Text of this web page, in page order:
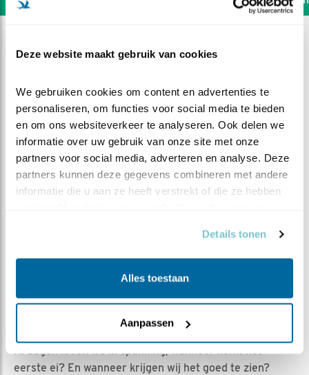
Deze website maakt gebruik van cookies
We gebruiken cookies om content en advertenties te
personaliseren, om functies voor social media te bieden
en om ons websiteverkeer te analyseren. Ook delen we
informatie over uw gebruik van onze site met onze
partners voor social media, adverteren en analyse. Deze
partners kunnen deze gegevens combineren met andere
informatie die u aan ze heeft verstrekt of die ze hebben
Details tonen
Alles toestaan
Aanpassen
Het eerste ei
Jan-Willem BDL | Geplaatst op 27 maart 2023, 8:58 |
Bewaar dit filmpje
Al dagen leven we in spanning, wanneer komt het
eerste ei? En wanneer krijgen wij het goed te zien?